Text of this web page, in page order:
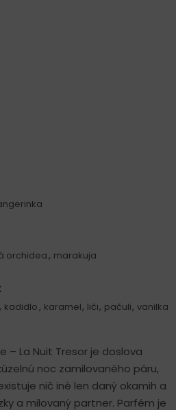
orchidea , marakuja
, kadidlo , karamel, liči, pačuli, vanilka
– La Nuit Tresor je doslova
noc zamilovaného páru,
nič iné len daný okamih a
a milovaný partner. Parfém je